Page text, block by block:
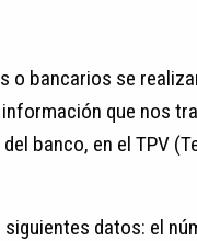
bancarios se
que nos
banco, en el TPV
datos: el